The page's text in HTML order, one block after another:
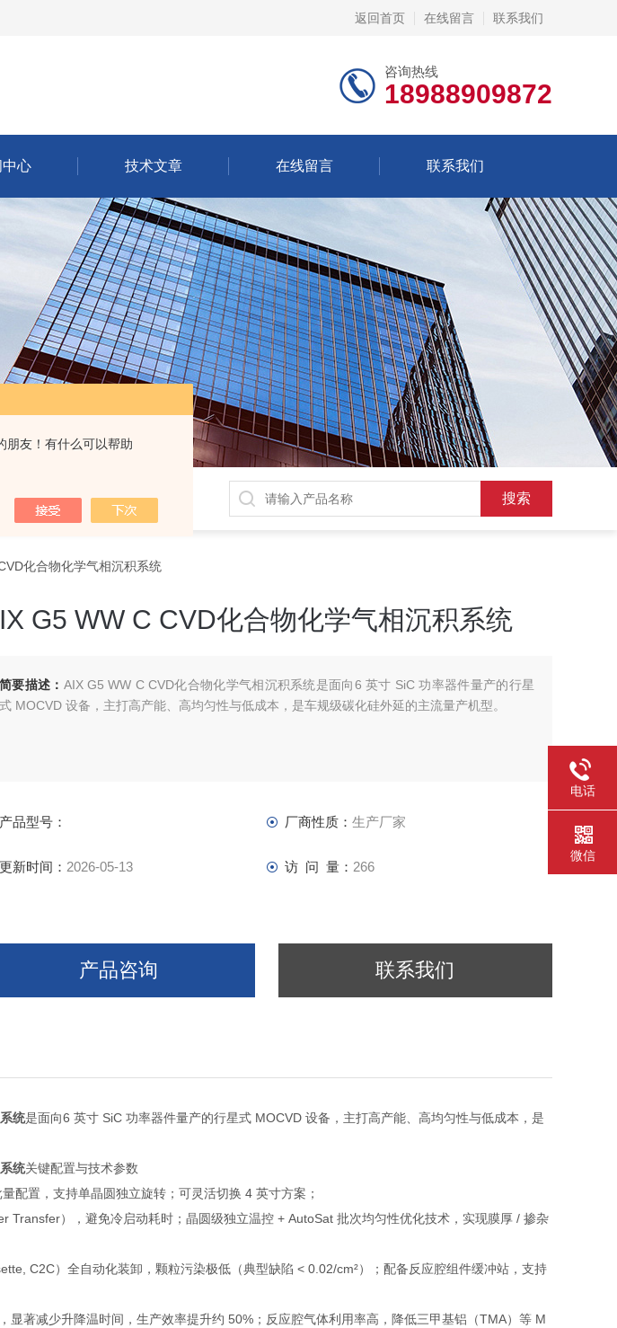
朋友！有什么可以帮助
返回首页 在线留言 联系我们
咨询热线
18988909872
中心 技术文章 在线留言 联系我们
化合物化学气相沉积系统
G5 WW C CVD化合物化学气相沉积系统
简要描述： AIX G5 WW C CVD化合物化学气相沉积系统是面向6 英寸 SiC 功率器件量产的行星
式 MOCVD 设备，主打高产能、高均匀性与低成本，是车规级碳化硅外延的主流量产机型。
产品型号： 厂商性质： 生产厂家
更新时间： 2026-05-13 访 问 量： 266
产品咨询 联系我们
统是面向6 英寸 SiC 功率器件量产的行星式 MOCVD 设备，主打高产能、高均匀性与低成本，是
。
统关键配置与技术参数
量配置，支持单晶圆独立旋转；可灵活切换 4 英寸方案；
Transfer），避免冷启动耗时；晶圆级独立温控 + AutoSat 批次均匀性优化技术，实现膜厚 / 掺杂
C2C）全自动化装卸，颗粒污染极低（典型缺陷 < 0.02/cm²）；配备反应腔组件缓冲站，支持
著减少升降温时间，生产效率提升约 50%；反应腔气体利用率高，降低三甲基铝（TMA）等 M
电话
微信